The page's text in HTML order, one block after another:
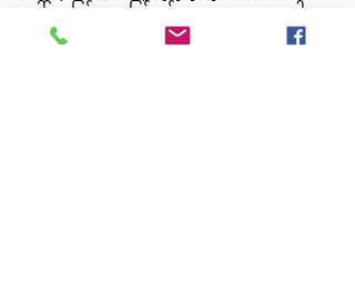
ပေါ်လာခြင်းအားဖြင့် စွမ်းအားပေးထားတာပါ။
အပတ်စဉ် ကျွန်တော်တို့နဲ့ ပူးပေါင်းပြီး လှုပ်ရှားမှု